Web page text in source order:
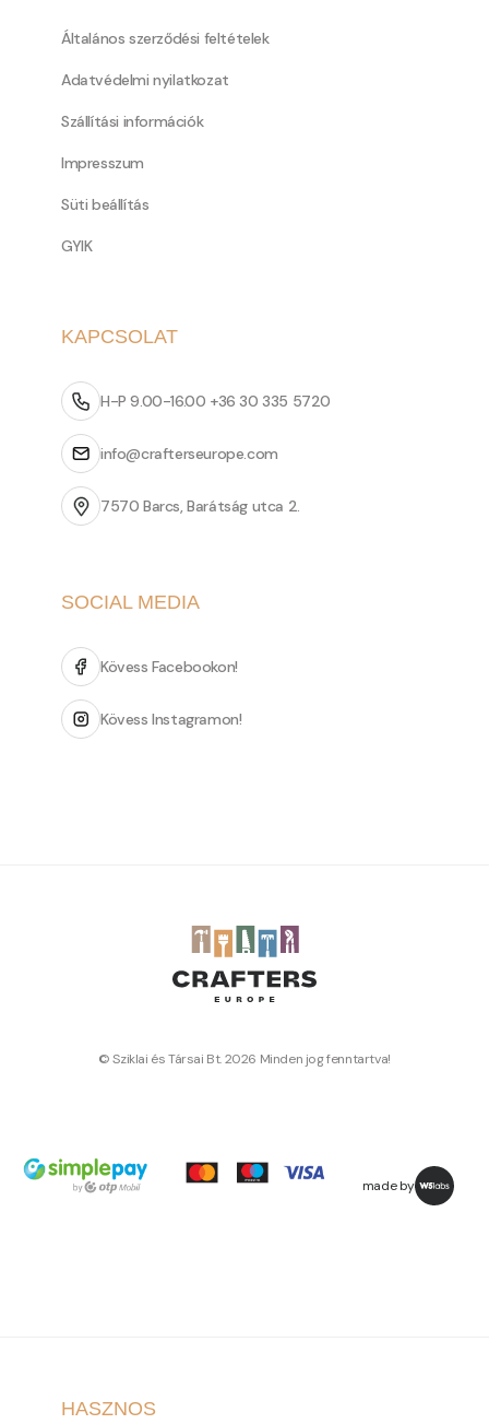
Általános szerződési feltételek
Adatvédelmi nyilatkozat
Szállítási információk
Impresszum
Süti beállítás
GYIK
KAPCSOLAT
H-P 9.00-16.00 +36 30 335 5720
info@crafterseurope.com
7570 Barcs, Barátság utca 2.
SOCIAL MEDIA
Kövess Facebookon!
Kövess Instagramon!
© Sziklai és Társai Bt. 2026 Minden jog fenntartva!
made by
HASZNOS